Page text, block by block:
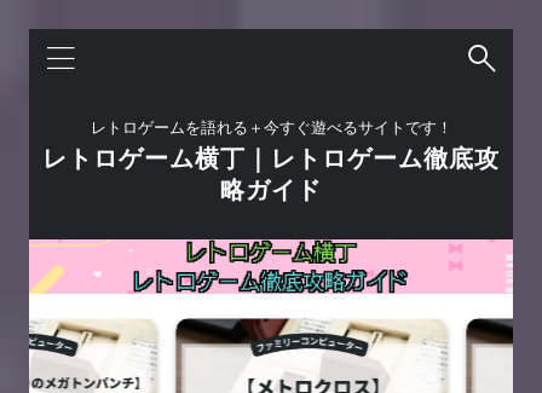
レトロゲームを語れる＋今すぐ遊べるサイトです！
レトロゲーム横丁｜レトロゲーム徹底攻
略ガイド